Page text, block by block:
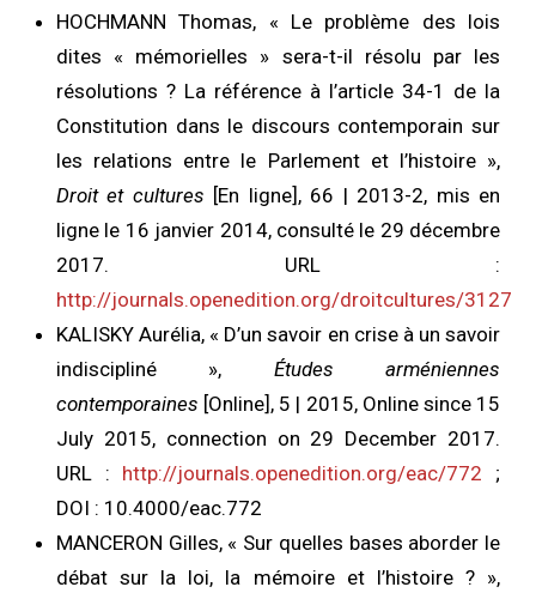
HOCHMANN Thomas, « Le problème des lois
dites « mémorielles » sera-t-il résolu par les
résolutions ? La référence à l’article 34-1 de la
Constitution dans le discours contemporain sur
les relations entre le Parlement et l’histoire »,
Droit et cultures [En ligne], 66 | 2013-2, mis en
ligne le 16 janvier 2014, consulté le 29 décembre
2017. URL :
http://journals.openedition.org/droitcultures/3127
KALISKY Aurélia, « D’un savoir en crise à un savoir
indiscipliné », Études arméniennes
contemporaines [Online], 5 | 2015, Online since 15
July 2015, connection on 29 December 2017.
URL : http://journals.openedition.org/eac/772 ;
DOI : 10.4000/eac.772
MANCERON Gilles, « Sur quelles bases aborder le
débat sur la loi, la mémoire et l’histoire ? »,